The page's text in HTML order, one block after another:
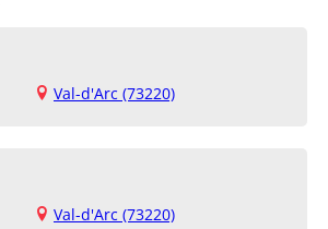
Val-d'Arc (73220)
Val-d'Arc (73220)